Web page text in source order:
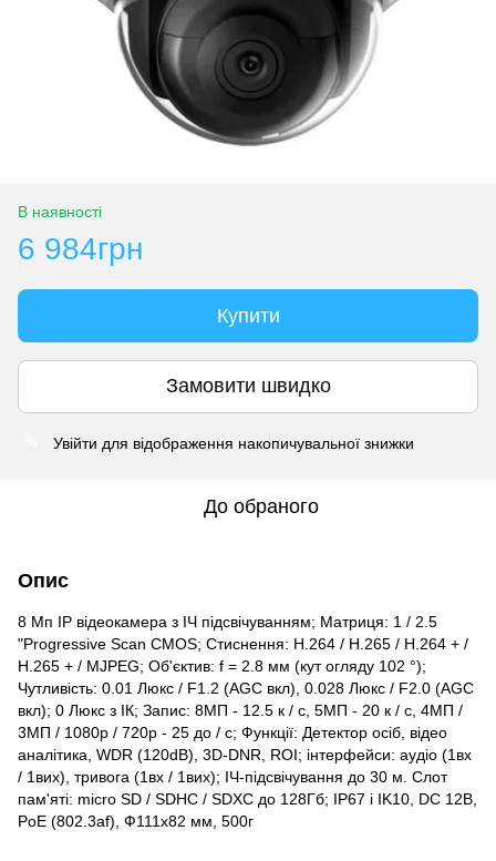
В наявності
6 984грн
Купити
Замовити швидко
Увійти для відображення накопичувальної знижки
До обраного
Опис
8 Мп IP відеокамера з ІЧ підсвічуванням; Матриця: 1 / 2.5
"Progressive Scan CMOS; Стиснення: H.264 / H.265 / H.264 + /
H.265 + / MJPEG; Об'єктив: f = 2.8 мм (кут огляду 102 °);
Чутливість: 0.01 Люкс / F1.2 (AGC вкл), 0.028 Люкс / F2.0 (AGC
вкл); 0 Люкс з ІК; Запис: 8МП - 12.5 к / с, 5МП - 20 к / с, 4МП /
3МП / 1080р / 720р - 25 до / с; Функції: Детектор осіб, відео
аналітика, WDR (120dB), 3D-DNR, ROI; інтерфейси: аудіо (1вх
/ 1вих), тривога (1вх / 1вих); ІЧ-підсвічування до 30 м. Слот
пам'яті: micro SD / SDHC / SDXC до 128Гб; IP67 і IK10, DC 12В,
PoE (802.3af), Ф111х82 мм, 500г